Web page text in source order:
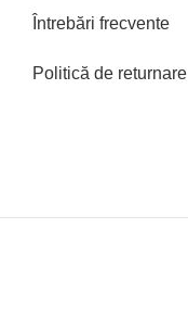
Întrebări frecvente
Politică de returnare